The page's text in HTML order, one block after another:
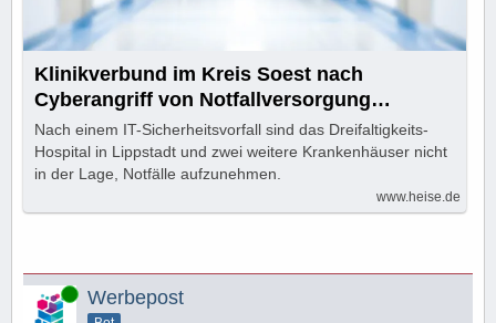
Klinikverbund im Kreis Soest nach
Cyberangriff von Notfallversorgung
abgemeldet
Nach einem IT-Sicherheitsvorfall sind das Dreifaltigkeits-
Hospital in Lippstadt und zwei weitere Krankenhäuser nicht
in der Lage, Notfälle aufzunehmen.
www.heise.de
Online Werbepost